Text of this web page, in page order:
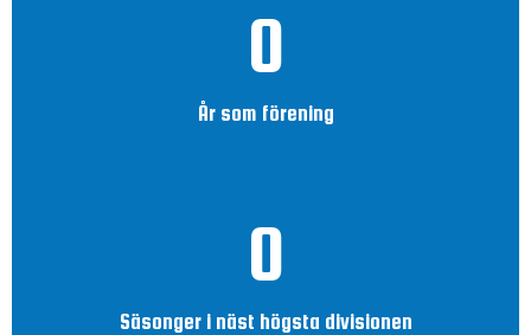
0
År som förening
0
Säsonger i näst högsta divisionen